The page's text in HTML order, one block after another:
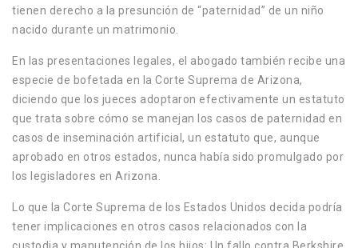
tienen derecho a la presunción de “paternidad” de un niño
nacido durante un matrimonio.
En las presentaciones legales, el abogado también recibe una
especie de bofetada en la Corte Suprema de Arizona,
diciendo que los jueces adoptaron efectivamente un estatuto
que trata sobre cómo se manejan los casos de paternidad en
casos de inseminación artificial, un estatuto que, aunque
aprobado en otros estados, nunca había sido promulgado por
los legisladores en Arizona.
Lo que la Corte Suprema de los Estados Unidos decida podría
tener implicaciones en otros casos relacionados con la
custodia y manutención de los hijos: Un fallo contra Berkshire